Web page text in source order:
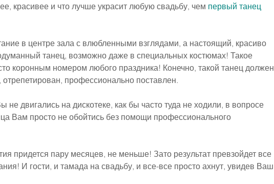
красивее и что лучше украсит любую свадьбу, чем первый танец
в центре зала с влюбленными взглядами, а настоящий, красиво
танец, возможно даже в специальных костюмах! Такое
коронным номером любого праздника! Конечно, такой танец должен
отрепетирован, профессионально поставлен.
двигались на дискотеке, как бы часто туда не ходили, в вопросе
Вам просто не обойтись без помощи профессионального
придется пару месяцев, не меньше! Зато результат превзойдет все
И гости, и тамада на свадьбу, и все-все просто ахнут, увидев Ваш